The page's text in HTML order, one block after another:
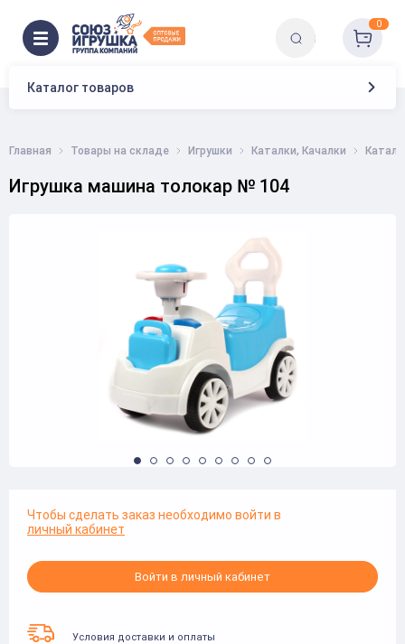
Каталог товаров
0
Главная Товары на складе Игрушки Каталки, Качалки
Игрушка машина толокар № 104
Чтобы сделать заказ необходимо войти в
личный кабинет
Войти в личный кабинет
Условия доставки и оплаты